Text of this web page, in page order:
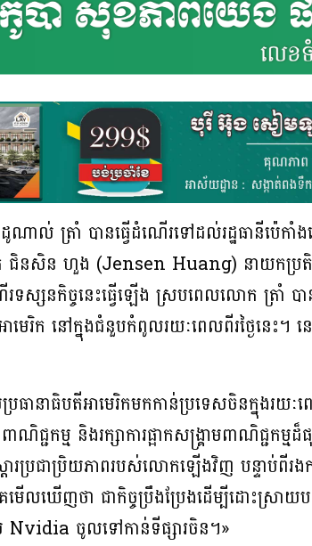
ាល់ ត្រាំ បានធ្វើដំណើរទៅដល់រដ្ឋធានីប៉េកាំ
ជិនសិន ហួង (Jensen Huang) នាយកប្រ
កិច្ចនេះធ្វើឡើង ស្របពេលលោក ត្រាំ បាន
េរិក នៅក្នុងជំនួបកំពូលរយៈពេលពីរថ្ងៃនេះ។ ន
ធានាធិបតីអាមេរិកមកកាន់ប្រទេសចិនក្នុងរ
ណិជ្ជកម្ម និងរក្សាការផ្អាកសង្គ្រាមពាណិជ្ជ
ប្រជាប្រិយភាពរបស់លោកឡើងវិញ បន្ទាប់ពីរងក
លឃើញថា ជាកិច្ចប្រឹងប្រែងដើម្បីដោះស្រាយ
Nvidia ចូលទៅកាន់ទីផ្សារចិន។»